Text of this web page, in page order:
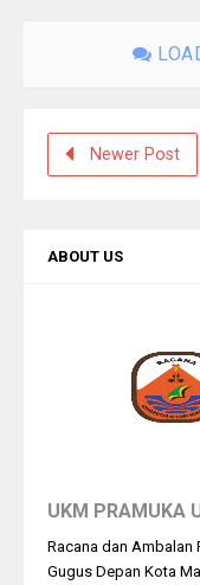
Newer Post
ABOUT US
UKM PRAMUKA
Racana dan Ambalan
Gugus Depan Kota